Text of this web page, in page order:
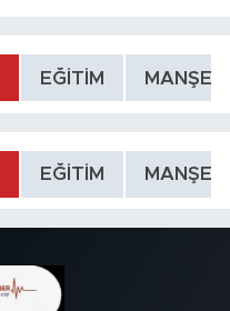
EĞİTİM MANŞET
EĞİTİM MANŞET